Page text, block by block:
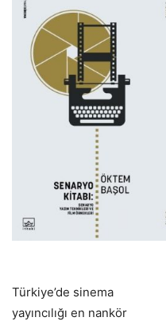
Türkiye’de sinema
yayıncılığı en nankör